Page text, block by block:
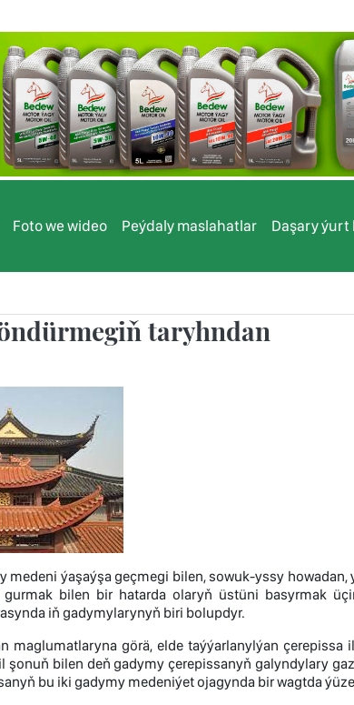
Foto we wideo Peýdaly maslahatlar Daşary
taryhndan
medeni ýaşaýşa geçmegi bilen, sowuk-yssy
gurmak bilen bir hatarda olaryň üstüni basyrmak
iň gadymylarynyň biri bolupdyr.
maglumatlaryna görä, elde taýýarlanylýan
şonuň bilen deň gadymy çerepissanyň galyndylary
bu iki gadymy medeniýet ojagynda bir wagtda